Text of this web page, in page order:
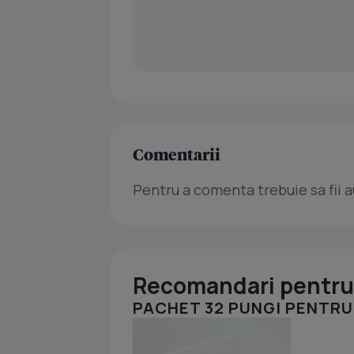
Comentarii
Pentru a comenta trebuie sa fii
Recomandari
PACHET 32 PUNGI